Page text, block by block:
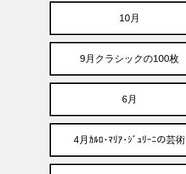
10月
9月クラシックの100枚
6月
4月ｶﾙﾛ･ﾏﾘｱ･ｼﾞｭﾘｰﾆの芸術